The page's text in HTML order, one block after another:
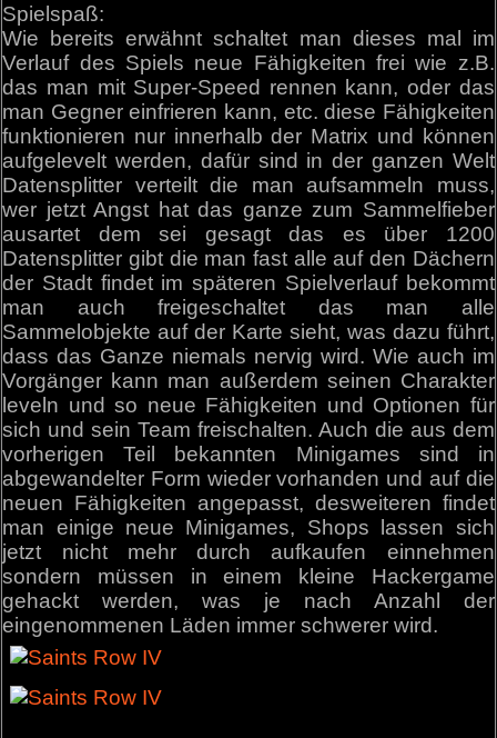
Spielspaß:
Wie bereits erwähnt schaltet man dieses mal im
Verlauf des Spiels neue Fähigkeiten frei wie z.B.
das man mit Super-Speed rennen kann, oder das
man Gegner einfrieren kann, etc. diese Fähigkeiten
funktionieren nur innerhalb der Matrix und können
aufgelevelt werden, dafür sind in der ganzen Welt
Datensplitter verteilt die man aufsammeln muss,
wer jetzt Angst hat das ganze zum Sammelfieber
ausartet dem sei gesagt das es über 1200
Datensplitter gibt die man fast alle auf den Dächern
der Stadt findet im späteren Spielverlauf bekommt
man auch freigeschaltet das man alle
Sammelobjekte auf der Karte sieht, was dazu führt,
dass das Ganze niemals nervig wird. Wie auch im
Vorgänger kann man außerdem seinen Charakter
leveln und so neue Fähigkeiten und Optionen für
sich und sein Team freischalten. Auch die aus dem
vorherigen Teil bekannten Minigames sind in
abgewandelter Form wieder vorhanden und auf die
neuen Fähigkeiten angepasst, desweiteren findet
man einige neue Minigames, Shops lassen sich
jetzt nicht mehr durch aufkaufen einnehmen
sondern müssen in einem kleine Hackergame
gehackt werden, was je nach Anzahl der
eingenommenen Läden immer schwerer wird.